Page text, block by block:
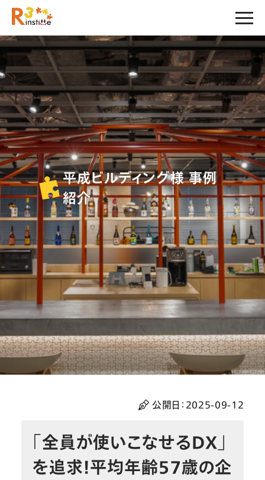
平成ビルディング様 事例
紹介
公開日： 2025-09-12
「全員が使いこなせるDX」
を追求！平均年齢57歳の企